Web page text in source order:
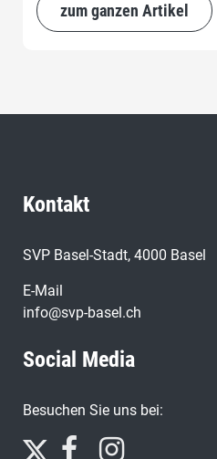
zum ganzen Artikel
Kontakt
SVP Basel-Stadt, 4000 Basel
E-Mail
info@svp-basel.ch
Social Media
Besuchen Sie uns bei: